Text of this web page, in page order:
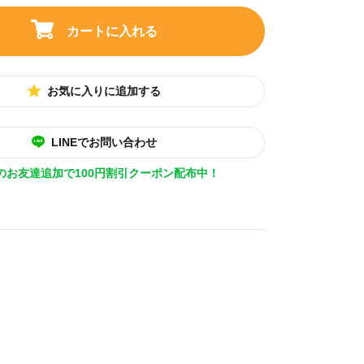
カートに入れる
お気に入りに追加する
LINEでお問い合わせ
お友達追加で100円割引クーポン配布中！